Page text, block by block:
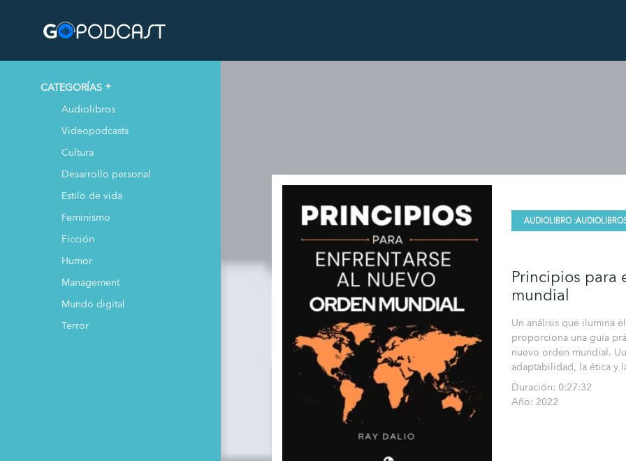
CATEGORÍAS
Audiolibros
Videopodcasts
Cultura
Desarrollo personal
Estilo de vida
Feminismo
Ficción
Humor
Management
Mundo digital
Terror
AUDIOLIBRO :
Principios para
mundial
Un análisis que ilumina
proporciona una guía
nuevo orden mundial.
adaptabilidad, la ética
Duración: 0:27:32
Año: 2022